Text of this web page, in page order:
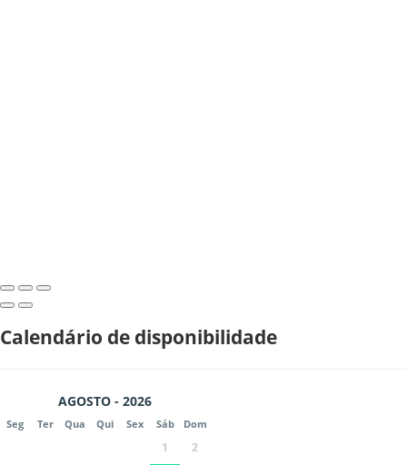
Calendário de disponibilidade
AGOSTO - 2026
Seg Ter Qua Qui Sex Sáb Dom
1
2